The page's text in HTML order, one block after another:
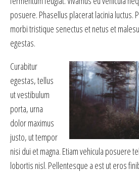
posuere. Phasellus placerat lacinia luctus.
morbi tristique senectus et netus et
egestas.
Curabitur
egestas, tellus
ut vestibulum
porta, urna
dolor maximus
justo, ut tempor
nisi dui et magna. Etiam vehicula posuere
lobortis nisl. Pellentesque a est ut eros